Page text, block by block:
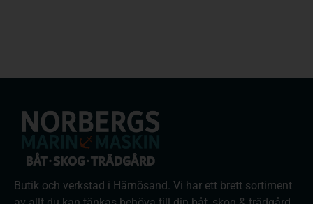
Butik och verkstad i Härnösand. Vi har ett brett sortiment